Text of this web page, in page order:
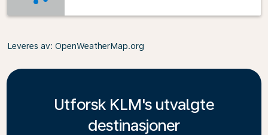
Leveres av: OpenWeatherMap.org
Utforsk KLM's utvalgte
destinasjoner